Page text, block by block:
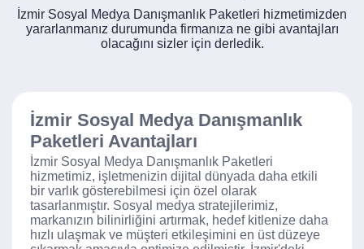
İzmir Sosyal Medya Danışmanlık Paketleri hizmetimizden
yararlanmanız durumunda firmanıza ne gibi avantajları
olacağını sizler için derledik.
İzmir Sosyal Medya Danışmanlık
Paketleri Avantajları
İzmir Sosyal Medya Danışmanlık Paketleri
hizmetimiz, işletmenizin dijital dünyada daha etkili
bir varlık gösterebilmesi için özel olarak
tasarlanmıştır. Sosyal medya stratejilerimiz,
markanızın bilinirliğini artırmak, hedef kitlenize daha
hızlı ulaşmak ve müşteri etkileşimini en üst düzeye